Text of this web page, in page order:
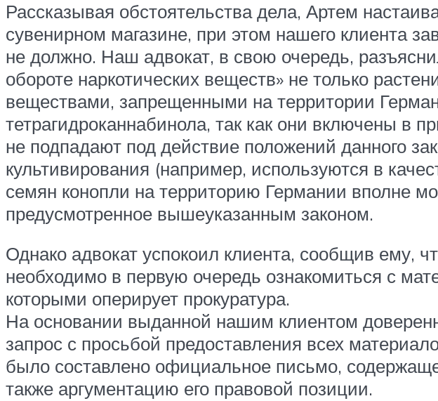
Рассказывая обстоятельства дела, Артем
сувенирном магазине, при этом нашего клиента
не должно. Наш адвокат, в свою очередь,
обороте наркотических веществ» не только
веществами, запрещенными на территории
тетрагидроканнабинола, так как они включены в
не подпадают под действие положений данного
культивирования (например, используются в
семян конопли на территорию Германии вполне
предусмотренное вышеуказанным законом.
Однако адвокат успокоил клиента, сообщив ему,
необходимо в первую очередь ознакомиться с
которыми оперирует прокуратура.
На основании выданной нашим клиентом
запрос с просьбой предоставления всех
было составлено официальное письмо,
также аргументацию его правовой позиции.